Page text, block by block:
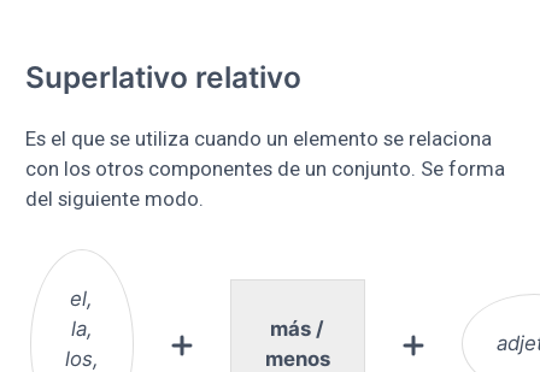
Superlativo relativo
Es el que se utiliza cuando un elemento se relaciona
con los otros componentes de un conjunto. Se forma
del siguiente modo.
el,
la,
los,
más /
menos